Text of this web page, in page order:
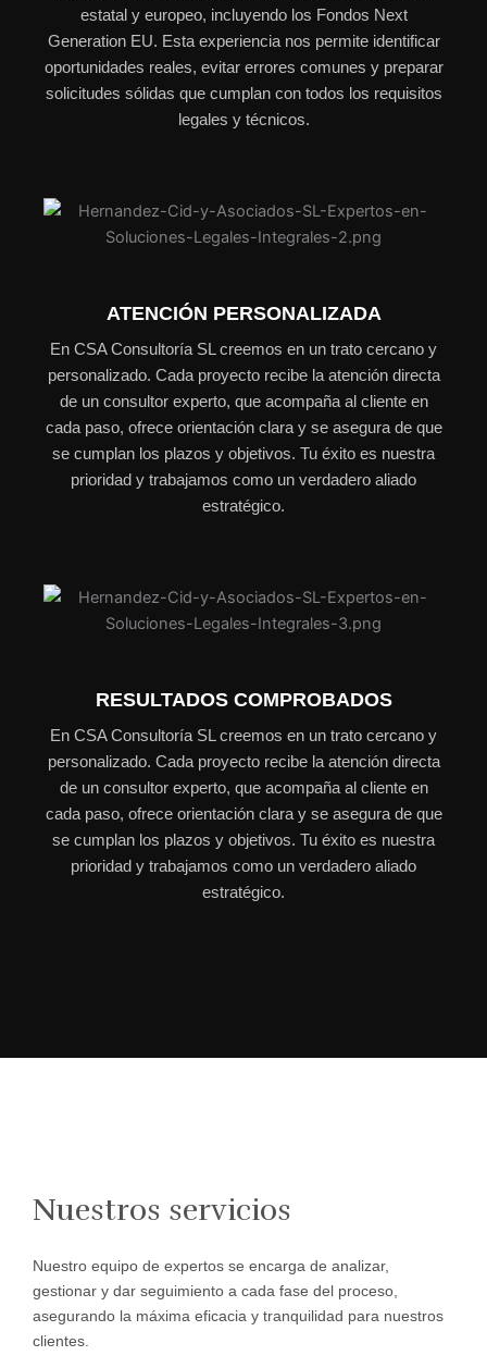
estatal y europeo, incluyendo los Fondos Next
Generation EU. Esta experiencia nos permite identificar
oportunidades reales, evitar errores comunes y preparar
solicitudes sólidas que cumplan con todos los requisitos
legales y técnicos.
ATENCIÓN PERSONALIZADA
En CSA Consultoría SL creemos en un trato cercano y
personalizado. Cada proyecto recibe la atención directa
de un consultor experto, que acompaña al cliente en
cada paso, ofrece orientación clara y se asegura de que
se cumplan los plazos y objetivos. Tu éxito es nuestra
prioridad y trabajamos como un verdadero aliado
estratégico.
RESULTADOS COMPROBADOS
En CSA Consultoría SL creemos en un trato cercano y
personalizado. Cada proyecto recibe la atención directa
de un consultor experto, que acompaña al cliente en
cada paso, ofrece orientación clara y se asegura de que
se cumplan los plazos y objetivos. Tu éxito es nuestra
prioridad y trabajamos como un verdadero aliado
estratégico.
Nuestros servicios
Nuestro equipo de expertos se encarga de analizar,
gestionar y dar seguimiento a cada fase del proceso,
asegurando la máxima eficacia y tranquilidad para nuestros
clientes.